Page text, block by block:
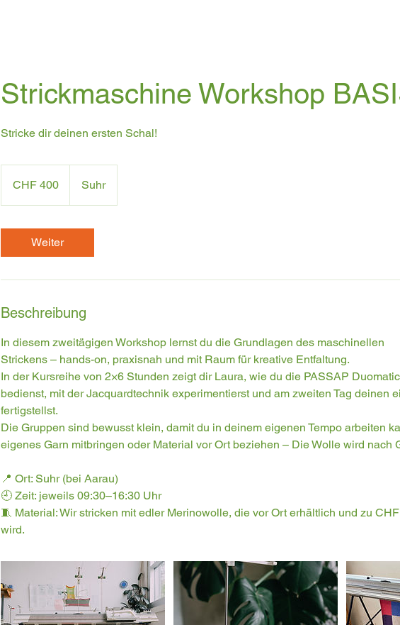
Strickmaschine Workshop
Stricke dir deinen ersten Schal!
Franken
CHF 400 Suhr
Weiter
Beschreibung
In diesem zweitägigen Workshop lernst du die Grundlagen des maschinellen
Strickens – hands-on, praxisnah und mit Raum für kreative Entfaltung.
In der Kursreihe von 2×6 Stunden zeigt dir Laura, wie du die PASSAP
bedienst, mit der Jacquardtechnik experimentierst und am zweiten Tag deinen
fertigstellst.
Die Gruppen sind bewusst klein, damit du in deinem eigenen Tempo arbeiten
eigenes Garn mitbringen oder Material vor Ort beziehen – Die Wolle wird nach
📍 Ort: Suhr (bei Aarau)
🕘 Zeit: jeweils 09:30–16:30 Uhr
🧵 Material: Wir stricken mit edler Merinowolle, die vor Ort erhältlich und zu
wird.